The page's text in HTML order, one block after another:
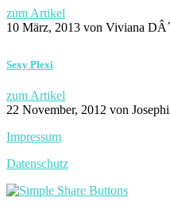
zum Artikel
10 März, 2013 von Viviana
Sexy Plexi
zum Artikel
22 November, 2012 von
Impressum
Datenschutz